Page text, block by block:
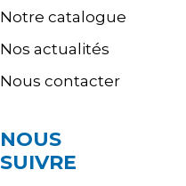
Notre catalogue
Nos actualités
Nous contacter
NOUS
SUIVRE